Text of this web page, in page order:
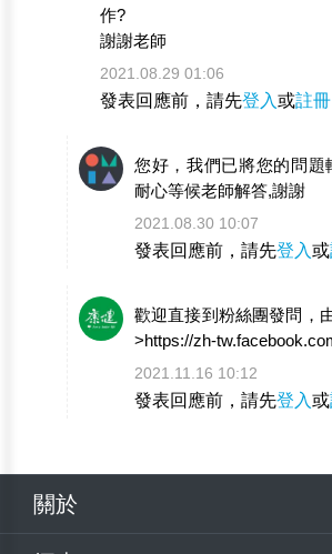
作?
謝謝老師
2021.08.29 01:06
發表回應前，請先登入或註冊
您好，我們已將您的問題
耐心等候老師解答,謝謝
2021.08.30 10:07
發表回應前，請先登入或
歡迎直接到粉絲團發問，
>https://zh-
2021.11.16 10:12
發表回應前，請先登入或
關於